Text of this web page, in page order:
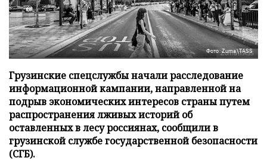
Фото: Zuma\TASS
Грузинские спецслужбы начали расследование
информационной кампании, направленной на
подрыв экономических интересов страны путем
распространения лживых историй об
оставленных в лесу россиянах, сообщили в
грузинской службе государственной безопасности
(СГБ).